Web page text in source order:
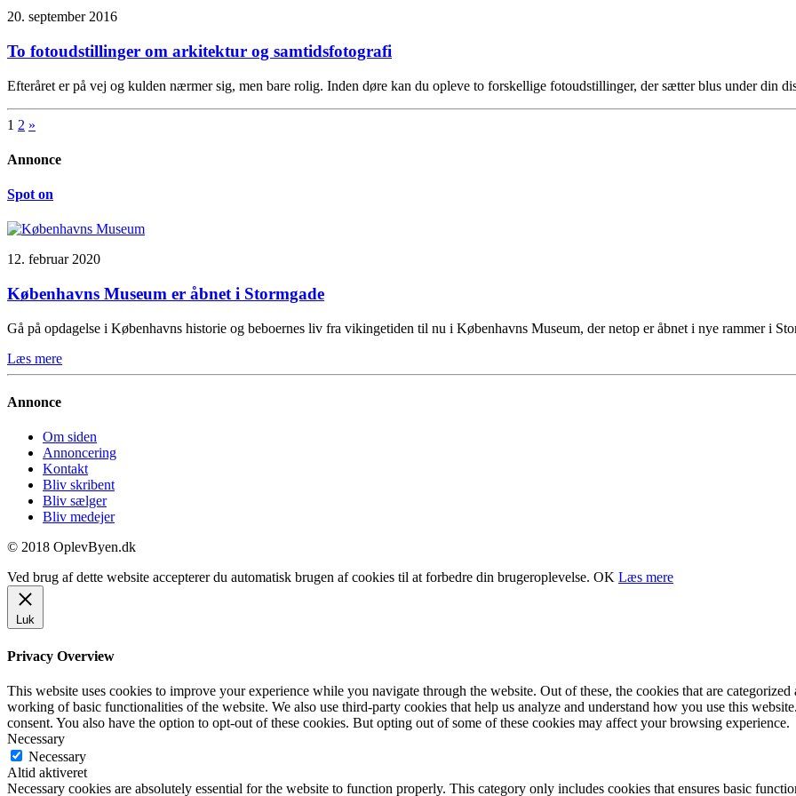
20. september 2016
To fotoudstillinger om arkitektur og samtidsfotografi
Efteråret er på vej og kulden nærmer sig, men bare rolig. Inden døre kan du opleve to forskellige fotoudstillinger, der sætter blus under din
1 2 »
Annonce
Spot on
12. februar 2020
Københavns Museum er åbnet i Stormgade
Gå på opdagelse i Københavns historie og beboernes liv fra vikingetiden til nu i Københavns Museum, der netop er åbnet i nye rammer i
Læs mere
Annonce
Om siden
Annoncering
Kontakt
Bliv skribent
Bliv sælger
Bliv medejer
© 2018 OplevByen.dk
Ved brug af dette website accepterer du automatisk brugen af cookies til at forbedre din brugeroplevelse. OK Læs mere
Luk
Privacy Overview
This website uses cookies to improve your experience while you navigate through the website. Out of these, the cookies that are categorized
working of basic functionalities of the website. We also use third-party cookies that help us analyze and understand how you use this
consent. You also have the option to opt-out of these cookies. But opting out of some of these cookies may affect your browsing experience.
Necessary
Necessary
Altid aktiveret
Necessary cookies are absolutely essential for the website to function properly. This category only includes cookies that ensures basic